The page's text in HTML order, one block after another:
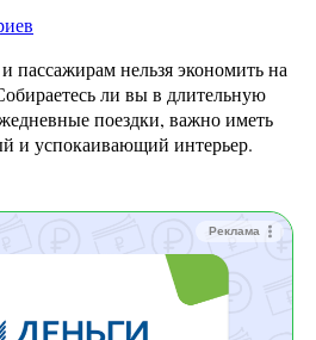
ли вы в длительную
поездки, важно иметь
и успокаивающий интерьер.
Реклама